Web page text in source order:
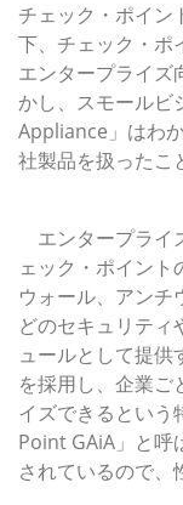
チェック・ポイン
下、チェック・ポ
エンタープライズ
かし、スモール
Appliance」はわ
社製品を扱ったこ
エンタープライ
ェック・ポイント
ウォール、アンチ
どのセキュリティ
ュールとして提供
を採用し、企業ご
イズできるという
Point GAiA」と呼
されているので、